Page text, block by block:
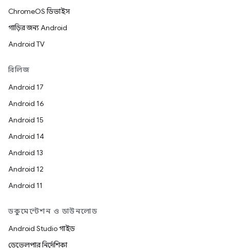
ChromeOS ডিভাইস
গাড়ির জন্য Android
Android TV
রিলিজ
Android 17
Android 16
Android 15
Android 14
Android 13
Android 12
Android 11
ডকুমেন্টেশন ও ডাউনলোড
Android Studio গাইড
ডেভেলপার নির্দেশিকা